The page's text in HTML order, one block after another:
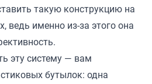
такую конструкцию на
ведь именно из-за этого она
эту систему — вам
бутылок: одна